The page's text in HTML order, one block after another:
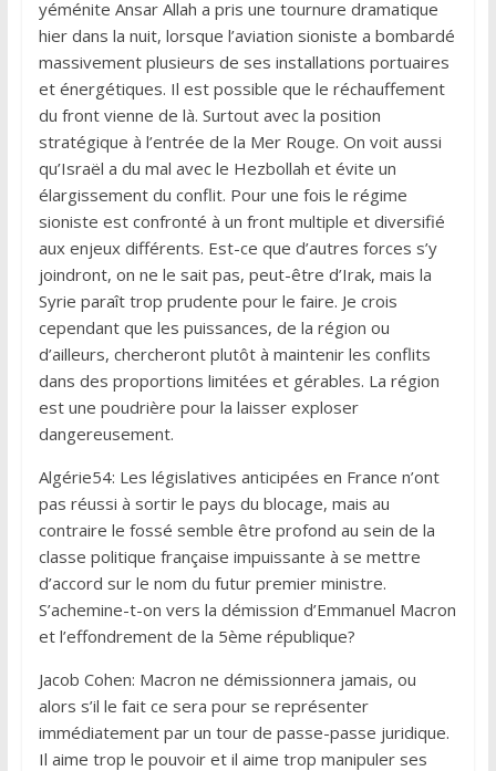
yéménite Ansar Allah a pris une tournure dramatique
hier dans la nuit, lorsque l’aviation sioniste a bombardé
massivement plusieurs de ses installations portuaires
et énergétiques. Il est possible que le réchauffement
du front vienne de là. Surtout avec la position
stratégique à l’entrée de la Mer Rouge. On voit aussi
qu’Israël a du mal avec le Hezbollah et évite un
élargissement du conflit. Pour une fois le régime
sioniste est confronté à un front multiple et diversifié
aux enjeux différents. Est-ce que d’autres forces s’y
joindront, on ne le sait pas, peut-être d’Irak, mais la
Syrie paraît trop prudente pour le faire. Je crois
cependant que les puissances, de la région ou
d’ailleurs, chercheront plutôt à maintenir les conflits
dans des proportions limitées et gérables. La région
est une poudrière pour la laisser exploser
dangereusement.
Algérie54: Les législatives anticipées en France n’ont
pas réussi à sortir le pays du blocage, mais au
contraire le fossé semble être profond au sein de la
classe politique française impuissante à se mettre
d’accord sur le nom du futur premier ministre.
S’achemine-t-on vers la démission d’Emmanuel Macron
et l’effondrement de la 5ème république?
Jacob Cohen: Macron ne démissionnera jamais, ou
alors s’il le fait ce sera pour se représenter
immédiatement par un tour de passe-passe juridique.
Il aime trop le pouvoir et il aime trop manipuler ses